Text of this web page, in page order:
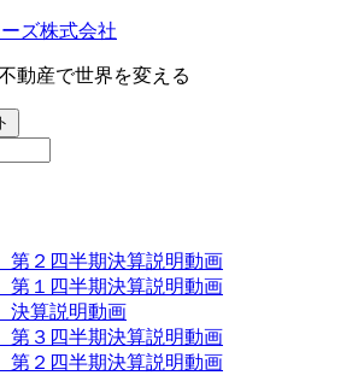
ズ株式会社
動産で世界を変える
２四半期決算説明動画
１四半期決算説明動画
決算説明動画
３四半期決算説明動画
２四半期決算説明動画